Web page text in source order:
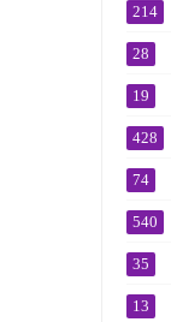
214
28
19
428
74
540
35
13